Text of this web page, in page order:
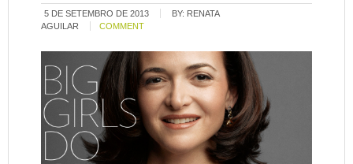
5 DE SETEMBRO DE 2013 BY: RENATA
AGUILAR
COMMENT